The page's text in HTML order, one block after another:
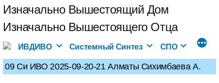
Перейти
к
содержимому
Изначально Вышестоящий Дом
Изначально Вышестоящего Отца
ИВДИВО Системный Синтез СПО
09 Си ИВО 2025-09-20-21 Алматы Сихимбаева А.